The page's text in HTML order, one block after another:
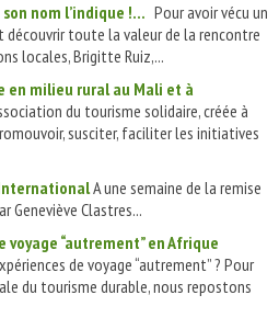
nom l’indique !... Pour avoir vécu un
toute la valeur de la rencontre
locales, Brigitte Ruiz,...
en milieu rural au Mali et à
du tourisme solidaire, créée à
susciter, faciliter les initiatives
A une semaine de la remise
Geneviève Clastres...
voyage “autrement” en Afrique
de voyage “autrement” ? Pour
du tourisme durable, nous repostons